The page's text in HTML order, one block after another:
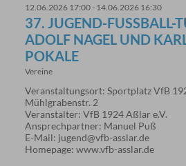
12.06.2026 17:00 - 14.06.2026 16:30
37. JUGEND-FUSSBALL-
DOLF NAGEL UND KARL
OKALE
Vereine
Veranstaltungsort: Sportplatz VfB
Mühlgrabenstr. 2
Veranstalter: VfB 1924 Aßlar e.V.
Ansprechpartner: Manuel Puß
E-Mail: jugend@vfb-asslar.de
Homepage: www.vfb-asslar.de